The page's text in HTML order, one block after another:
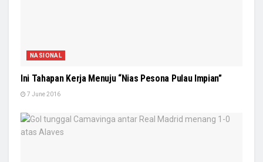
NASIONAL
Ini Tahapan Kerja Menuju “Nias Pesona Pulau Impian”
7 June 2016